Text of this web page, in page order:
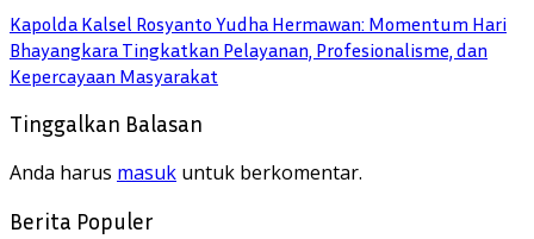
Kapolda Kalsel Rosyanto Yudha Hermawan: Momentum Hari
Bhayangkara Tingkatkan Pelayanan, Profesionalisme, dan
Kepercayaan Masyarakat
Tinggalkan Balasan
Anda harus masuk untuk berkomentar.
Berita Populer